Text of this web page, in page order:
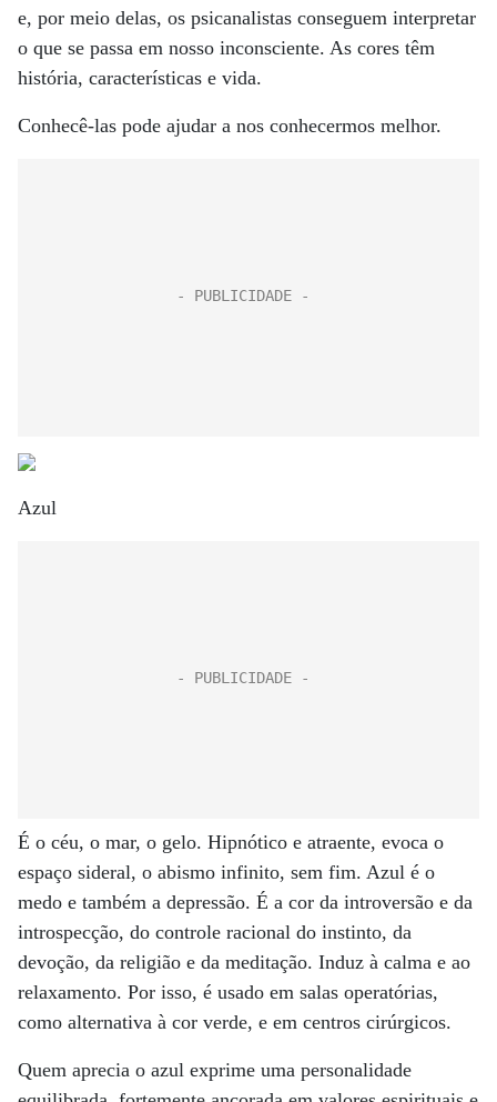
e, por meio delas, os psicanalistas conseguem interpretar
o que se passa em nosso inconsciente. As cores têm
história, características e vida.
Conhecê-las pode ajudar a nos conhecermos melhor.
Azul
É o céu, o mar, o gelo. Hipnótico e atraente, evoca o
espaço sideral, o abismo infinito, sem fim. Azul é o
medo e também a depressão. É a cor da introversão e da
introspecção, do controle racional do instinto, da
devoção, da religião e da meditação. Induz à calma e ao
relaxamento. Por isso, é usado em salas operatórias,
como alternativa à cor verde, e em centros cirúrgicos.
Quem aprecia o azul exprime uma personalidade